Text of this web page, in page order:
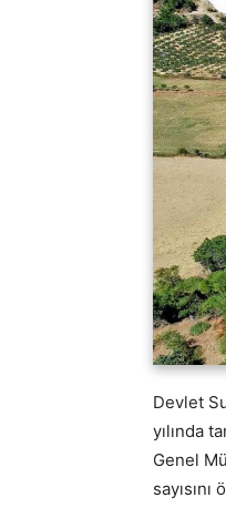
Devlet
yılında
Genel
sayısını